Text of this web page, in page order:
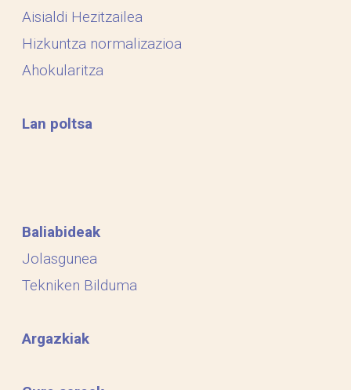
Aisialdi Hezitzailea
Hizkuntza normalizazioa
Ahokularitza
Lan poltsa
Baliabideak
Jolasgunea
Tekniken Bilduma
Argazkiak